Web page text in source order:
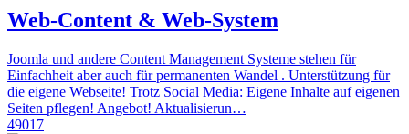
Web-Content & Web-System
Joomla und andere Content Management Systeme stehen für
Einfachheit aber auch für permanenten Wandel . Unterstützung für
die eigene Webseite! Trotz Social Media: Eigene Inhalte auf eigenen
Seiten pflegen! Angebot! Aktualisierun…
49017